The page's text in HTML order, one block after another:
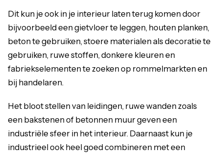
Dit kun je ook in je interieur laten terug komen door
bijvoorbeeld een gietvloer te leggen, houten planken,
beton te gebruiken, stoere materialen als decoratie te
gebruiken, ruwe stoffen, donkere kleuren en
fabriekselementen te zoeken op rommelmarkten en
bij handelaren.
Het bloot stellen van leidingen, ruwe wanden zoals
een bakstenen of betonnen muur geven een
industriële sfeer in het interieur. Daarnaast kun je
industrieel ook heel goed combineren met een